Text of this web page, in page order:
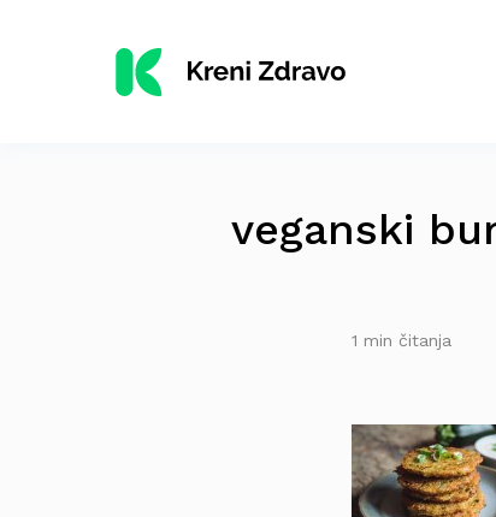
veganski
1 min čitanja